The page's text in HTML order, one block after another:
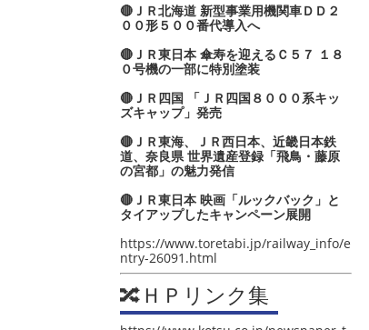
🔴ＪＲ北海道 新型事業用機関車ＤＤ２
００形５００番代導入へ
🔴ＪＲ東日本 傘寿を迎えるＣ５７ １８
０号機の一部に特別塗装
🔴ＪＲ四国 「ＪＲ四国８０００系キッ
ズキャップ」発売
🔴ＪＲ東海、ＪＲ西日本、近畿日本鉄
道、奈良県 世界遺産登録「飛鳥・藤原
の宮都」の魅力発信
🔴ＪＲ東日本 映画「ルックバック」と
タイアップしたキャンペーン展開
https://www.toretabi.jp/railway_info/e
ntry-26091.html
🔀ＨＰリンク集